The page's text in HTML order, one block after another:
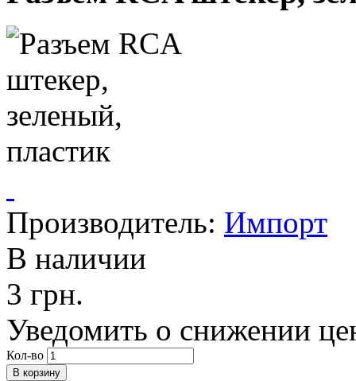
Производитель: Импорт
В наличии
3 грн.
Уведомить о снижении
Кол-во